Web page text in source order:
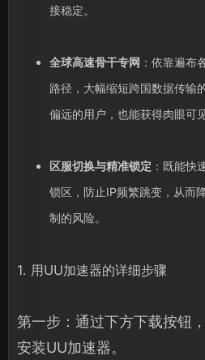
接稳定。
全球高速骨干专网 ：依靠遍布
路径，大幅缩短跨国数据传输
偏远的用户，也能获得肉眼可
区服切换与精准锁定 ：既能快
锁区，防止IP频繁跳变，从而
制的风险。
1. 用UU加速器的详细步骤
第一步：通过下方下载按钮
安装UU加速器。